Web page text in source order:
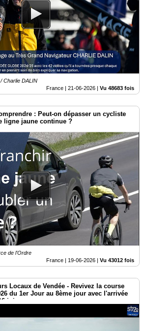
Charlie DALIN
France | 21-06-2026 Vu 48683 fois
: Peut-on dépasser un cycliste
ligne jaune continue ?
de l'Ordre
France | 19-06-2026 | Vu 43012 fois
Locaux de Vendée - Revivez la course
du 1er Jour au 8ème jour avec l'arrivée
juin.